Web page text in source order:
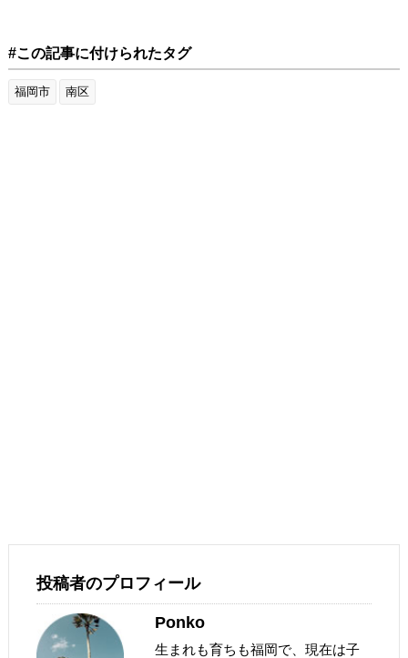
#この記事に付けられたタグ
福岡市 南区
投稿者のプロフィール
Ponko
生まれも育ちも福岡で、現在は子